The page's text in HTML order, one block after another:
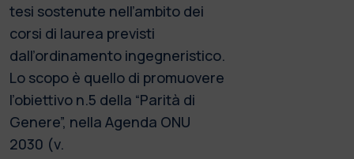
tesi sostenute nell’ambito dei
corsi di laurea previsti
dall’ordinamento ingegneristico.
Lo scopo è quello di promuovere
l’obiettivo n.5 della “Parità di
Genere”, nella Agenda ONU
2030 (v.